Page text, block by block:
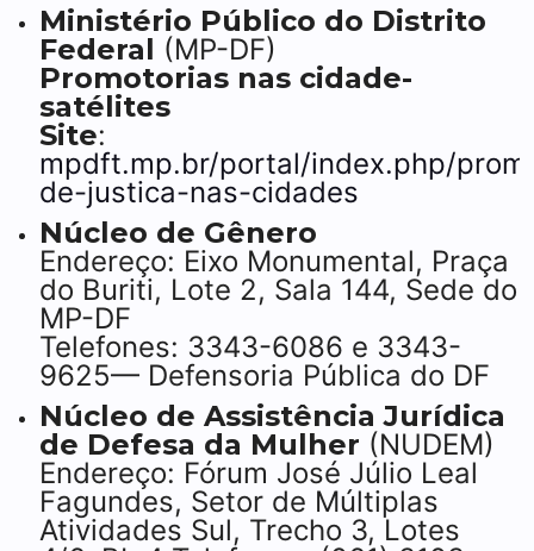
Ministério Público do Distrito
Federal (MP-DF)
Promotorias nas cidade-
satélites
Site:
mpdft.mp.br/portal/index.php/
de-justica-nas-cidades
Núcleo de Gênero
Endereço: Eixo Monumental, Praça
do Buriti, Lote 2, Sala 144, Sede do
MP-DF
Telefones: 3343-6086 e 3343-
9625— Defensoria Pública do DF
Núcleo de Assistência Jurídica
de Defesa da Mulher (NUDEM)
Endereço: Fórum José Júlio Leal
Fagundes, Setor de Múltiplas
Atividades Sul, Trecho 3, Lotes